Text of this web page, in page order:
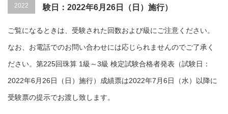
2022
験日：2022年6月26日（日）施行）
ご覧になるときは、受験された回数および級にご注意ください。
なお、お電話でのお問い合わせには応じられませんのでご了承く
ださい。第225回珠算 1級～3級 検定試験合格者発表（試験日：
2022年6月26日（日）施行）成績票は2022年7月6日（水）以降に
受験票の提示でお渡し致します。